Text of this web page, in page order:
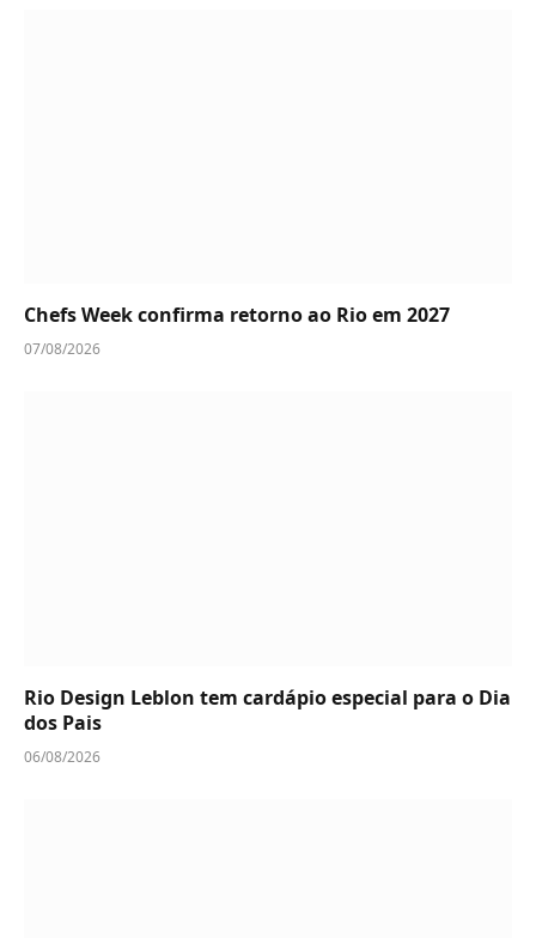
Chefs Week confirma retorno ao Rio em 2027
07/08/2026
Rio Design Leblon tem cardápio especial para o Dia
dos Pais
06/08/2026